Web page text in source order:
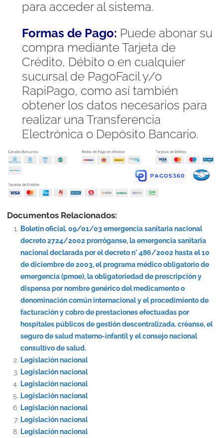
para acceder al sistema.
Formas de Pago: Puede abonar su
compra mediante Tarjeta de
Crédito, Débito o en cualquier
sucursal de PagoFacil y/o
RapiPago, como así también
obtener los datos necesarios para
realizar una Transferencia
Electrónica o Depósito Bancario.
Documentos Relacionados:
Boletín oficial. 09/01/03 emergencia sanitaria nacional
decreto 2724/2002 prorróganse, la emergencia sanitaria
nacional declarada por el decreto n° 486/2002 hasta el 10
de diciembre de 2003, el programa médico obligatorio de
emergencia (pmoe), la obligatoriedad de prescripción y
dispensa por nombre genérico del medicamento o
denominación común internacional y el procedimiento de
facturación y cobro de prestaciones efectuadas por
hospitales públicos de gestión descentralizada. créanse, el
seguro de salud materno-infantil y el consejo nacional
consultivo de salud.
Legislación nacional
Legislación nacional
Legislación nacional
Legislación nacional
Legislación nacional
Legislación nacional
Legislación nacional